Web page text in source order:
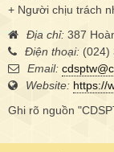
+ Người chịu trách
Địa chỉ: 387
Điện thoại: (024)
Email:
Website: https://
Ghi rõ nguồn